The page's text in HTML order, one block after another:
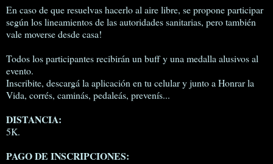
En caso de que resuelvas hacerlo al aire libre, se propone participar
según los lineamientos de las autoridades sanitarias, pero también
vale moverse desde casa!
Todos los participantes recibirán un buff y una medalla alusivos al
evento.
Inscribite, descargá la aplicación en tu celular y junto a Honrar la
Vida, corrés, caminás, pedaleás, prevenís...
DISTANCIA:
5K.
PAGO DE INSCRIPCIONES: